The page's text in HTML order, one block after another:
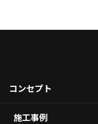
コンセプト
施工事例